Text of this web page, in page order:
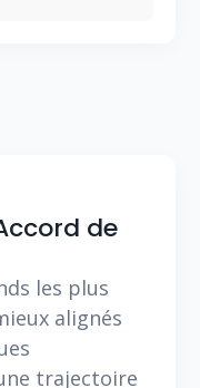
de
les plus
alignés
trajectoire